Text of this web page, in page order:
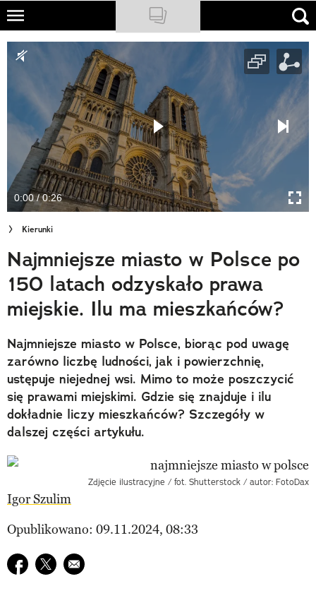
Skip
main
NATIONAL GEOGRAPHIC
PODCASTY
Sklep
Newsletter
Cuda Polski
Wielki Konkurs Fotograficzny
Trendbook Podróżniczy
Polecane
0:00 / 0:26
Kierunki
Najmniejsze miasto w Polsce po
150 latach odzyskało prawa
miejskie. Ilu ma mieszkańców?
Najmniejsze miasto w Polsce, biorąc pod uwagę
zarówno liczbę ludności, jak i powierzchnię,
ustępuje niejednej wsi. Mimo to może poszczycić
się prawami miejskimi. Gdzie się znajduje i ilu
dokładnie liczy mieszkańców? Szczegóły w
dalszej części artykułu.
Zdjęcie ilustracyjne / fot. Shutterstock / autor: FotoDax
Igor Szulim
Opublikowano: 09.11.2024, 08:33
Udostępnij na facebook
Udostępnij na twitter
E-mail do przyjaciela